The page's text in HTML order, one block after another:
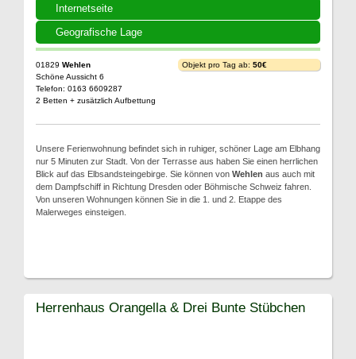
Internetseite
Geografische Lage
01829 Wehlen
Schöne Aussicht 6
Telefon: 0163 6609287
2 Betten + zusätzlich Aufbettung
Objekt pro Tag ab: 50€
Unsere Ferienwohnung befindet sich in ruhiger, schöner Lage am Elbhang
nur 5 Minuten zur Stadt. Von der Terrasse aus haben Sie einen herrlichen
Blick auf das Elbsandsteingebirge. Sie können von Wehlen aus auch mit
dem Dampfschiff in Richtung Dresden oder Böhmische Schweiz fahren.
Von unseren Wohnungen können Sie in die 1. und 2. Etappe des
Malerweges einsteigen.
Herrenhaus Orangella & Drei Bunte Stübchen